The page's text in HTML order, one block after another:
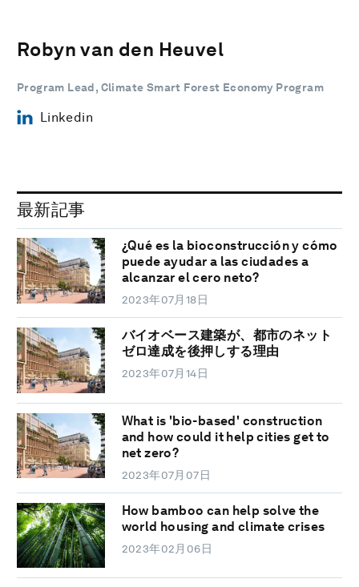
Robyn van den Heuvel
Program Lead, Climate Smart Forest Economy Program
Linkedin
最新記事
¿Qué es la bioconstrucción y cómo
puede ayudar a las ciudades a
alcanzar el cero neto?
2023年07月18日
バイオベース建築が、都市のネット
ゼロ達成を後押しする理由
2023年07月14日
What is 'bio-based' construction
and how could it help cities get to
net zero?
2023年07月07日
How bamboo can help solve the
world housing and climate crises
2023年02月06日